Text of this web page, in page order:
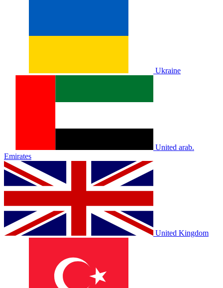
Ukraine
United arab.
Emirates
United Kingdom